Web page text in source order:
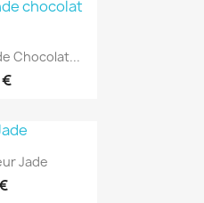
Chocolat...
Jade